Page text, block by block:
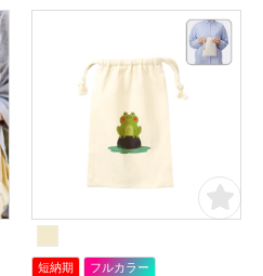
ができるので、通勤や通学時
の防犯や防災とに役立ちま
す。カラーはブラック、ホワ
イト、オレンジの3色からお選
びいただけます。販促品とし
てはもちろん、学校や施設な
どの備品、屋外活動のお供と
もおすすめの商品です。日々
の生活をちょっぴり豊かにす
るアイテムです。
短納期
フルカラー